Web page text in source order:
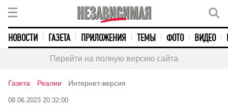
НОВОСТИ ГАЗЕТА ПРИЛОЖЕНИЯ ТЕМЫ ФОТО ВИДЕО
Перейти на полную версию сайта
Газета Реалии Интернет-версия
08.06.2023 20:32:00